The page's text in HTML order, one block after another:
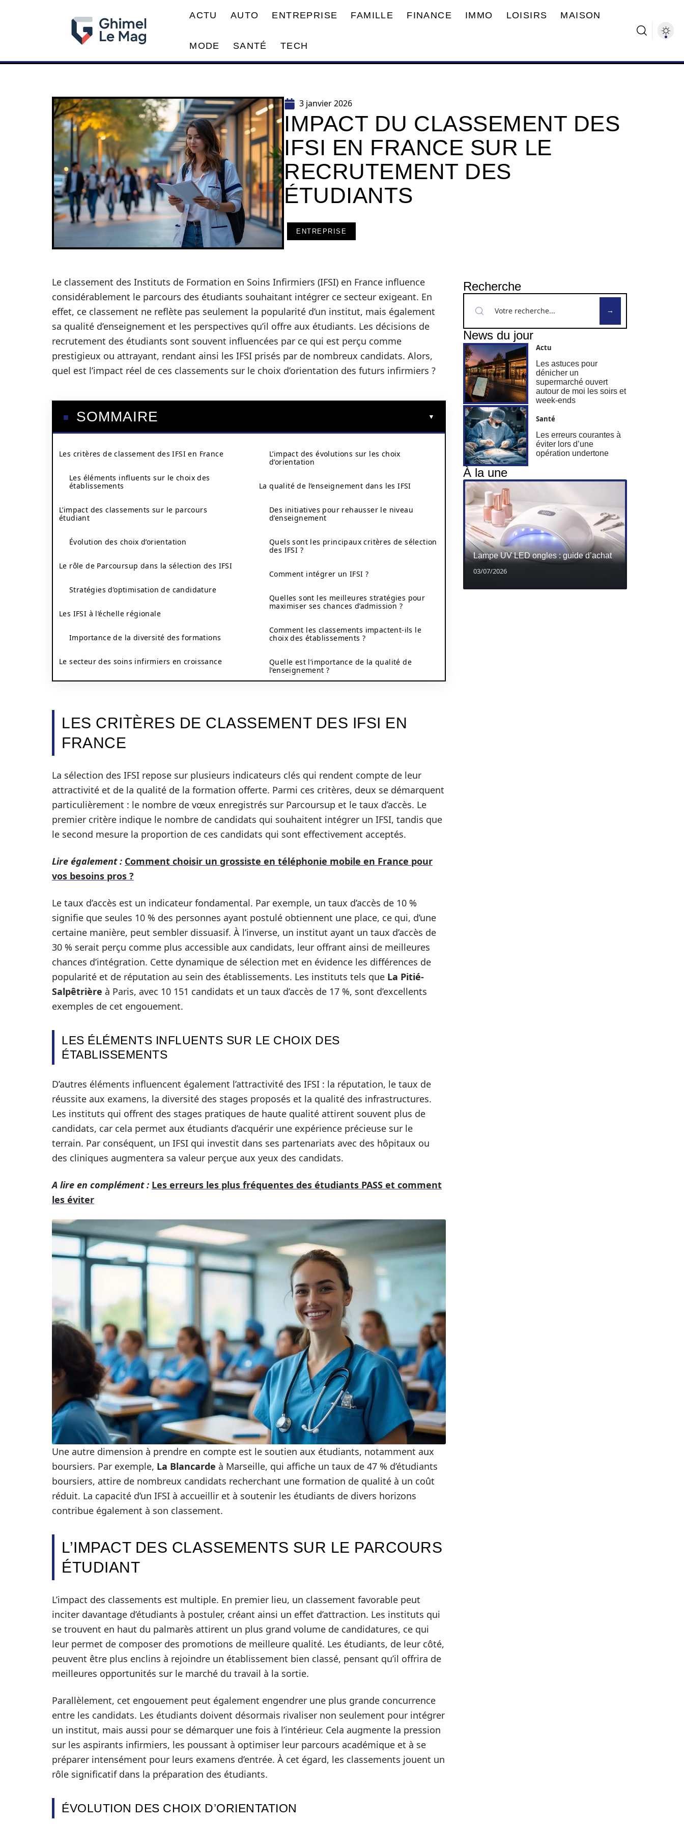
ACTU AUTO ENTREPRISE FAMILLE FINANCE IMMO LOISIRS MAISON
MODE SANTÉ TECH
3 janvier 2026
IMPACT DU CLASSEMENT DES
IFSI EN FRANCE SUR LE
RECRUTEMENT DES
ÉTUDIANTS
ENTREPRISE
Le classement des Instituts de Formation en Soins Infirmiers (IFSI) en France influence
considérablement le parcours des étudiants souhaitant intégrer ce secteur exigeant. En
effet, ce classement ne reflète pas seulement la popularité d’un institut, mais également
sa qualité d’enseignement et les perspectives qu’il offre aux étudiants. Les décisions de
recrutement des étudiants sont souvent influencées par ce qui est perçu comme
prestigieux ou attrayant, rendant ainsi les IFSI prisés par de nombreux candidats. Alors,
quel est l’impact réel de ces classements sur le choix d’orientation des futurs infirmiers ?
SOMMAIRE
Les critères de classement des IFSI en France
Les éléments influents sur le choix des
établissements
L’impact des classements sur le parcours
étudiant
Évolution des choix d’orientation
Le rôle de Parcoursup dans la sélection des IFSI
Stratégies d’optimisation de candidature
Les IFSI à l’échelle régionale
Importance de la diversité des formations
Le secteur des soins infirmiers en croissance
L’impact des évolutions sur les choix
d’orientation
La qualité de l’enseignement dans les IFSI
Des initiatives pour rehausser le niveau
d’enseignement
Quels sont les principaux critères de sélection
des IFSI ?
Comment intégrer un IFSI ?
Quelles sont les meilleures stratégies pour
maximiser ses chances d’admission ?
Comment les classements impactent-ils le
choix des établissements ?
Quelle est l’importance de la qualité de
l’enseignement ?
LES CRITÈRES DE CLASSEMENT DES IFSI EN
FRANCE
La sélection des IFSI repose sur plusieurs indicateurs clés qui rendent compte de leur
attractivité et de la qualité de la formation offerte. Parmi ces critères, deux se démarquent
particulièrement : le nombre de vœux enregistrés sur Parcoursup et le taux d’accès. Le
premier critère indique le nombre de candidats qui souhaitent intégrer un IFSI, tandis que
le second mesure la proportion de ces candidats qui sont effectivement acceptés.
Lire également : Comment choisir un grossiste en téléphonie mobile en France pour
vos besoins pros ?
Le taux d’accès est un indicateur fondamental. Par exemple, un taux d’accès de 10 %
signifie que seules 10 % des personnes ayant postulé obtiennent une place, ce qui, d’une
certaine manière, peut sembler dissuasif. À l’inverse, un institut ayant un taux d’accès de
30 % serait perçu comme plus accessible aux candidats, leur offrant ainsi de meilleures
chances d’intégration. Cette dynamique de sélection met en évidence les différences de
popularité et de réputation au sein des établissements. Les instituts tels que La Pitié-
Salpêtrière à Paris, avec 10 151 candidats et un taux d’accès de 17 %, sont d’excellents
exemples de cet engouement.
LES ÉLÉMENTS INFLUENTS SUR LE CHOIX DES
ÉTABLISSEMENTS
D’autres éléments influencent également l’attractivité des IFSI : la réputation, le taux de
réussite aux examens, la diversité des stages proposés et la qualité des infrastructures.
Les instituts qui offrent des stages pratiques de haute qualité attirent souvent plus de
candidats, car cela permet aux étudiants d’acquérir une expérience précieuse sur le
terrain. Par conséquent, un IFSI qui investit dans ses partenariats avec des hôpitaux ou
des cliniques augmentera sa valeur perçue aux yeux des candidats.
A lire en complément : Les erreurs les plus fréquentes des étudiants PASS et comment
les éviter
Une autre dimension à prendre en compte est le soutien aux étudiants, notamment aux
boursiers. Par exemple, La Blancarde à Marseille, qui affiche un taux de 47 % d’étudiants
boursiers, attire de nombreux candidats recherchant une formation de qualité à un coût
réduit. La capacité d’un IFSI à accueillir et à soutenir les étudiants de divers horizons
contribue également à son classement.
L’IMPACT DES CLASSEMENTS SUR LE PARCOURS
ÉTUDIANT
L’impact des classements est multiple. En premier lieu, un classement favorable peut
inciter davantage d’étudiants à postuler, créant ainsi un effet d’attraction. Les instituts qui
se trouvent en haut du palmarès attirent un plus grand volume de candidatures, ce qui
leur permet de composer des promotions de meilleure qualité. Les étudiants, de leur côté,
peuvent être plus enclins à rejoindre un établissement bien classé, pensant qu’il offrira de
meilleures opportunités sur le marché du travail à la sortie.
Parallèlement, cet engouement peut également engendrer une plus grande concurrence
entre les candidats. Les étudiants doivent désormais rivaliser non seulement pour intégrer
un institut, mais aussi pour se démarquer une fois à l’intérieur. Cela augmente la pression
sur les aspirants infirmiers, les poussant à optimiser leur parcours académique et à se
préparer intensément pour leurs examens d’entrée. À cet égard, les classements jouent un
rôle significatif dans la préparation des étudiants.
ÉVOLUTION DES CHOIX D’ORIENTATION
Recherche
News du jour
Actu
Les astuces pour
dénicher un
supermarché ouvert
autour de moi les soirs et
week-ends
Santé
Les erreurs courantes à
éviter lors d’une
opération undertone
À la une
Lampe UV LED ongles : guide d’achat
03/07/2026